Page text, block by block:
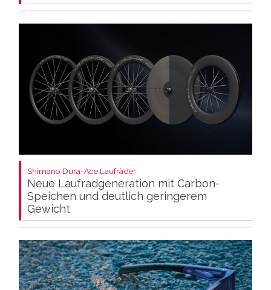
Shimano Dura-Ace Laufräder:
Neue Laufradgeneration mit Carbon-
Speichen und deutlich geringerem
Gewicht